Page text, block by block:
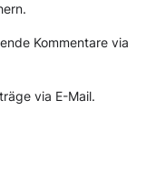
Kommentare via
via E-Mail.